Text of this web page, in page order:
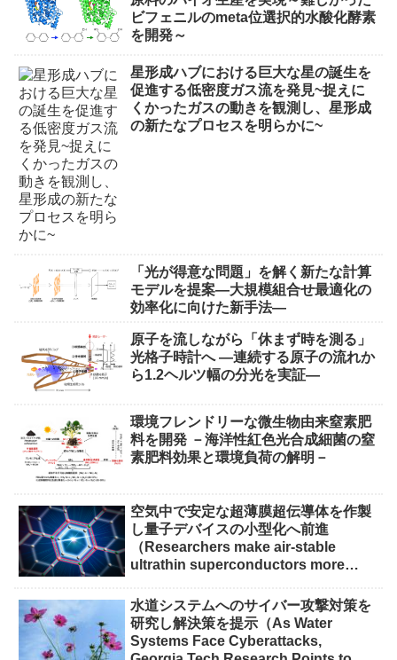
ビフェニルのmeta位選択的水酸化酵素
を開発～
星形成ハブにおける巨大な星の誕生を
促進する低密度ガス流を発見~捉えに
くかったガスの動きを観測し、星形成
の新たなプロセスを明らかに~
「光が得意な問題」を解く新たな計算
モデルを提案―大規模組合せ最適化の
効率化に向けた新手法―
原子を流しながら「休まず時を測る」
光格子時計へ ―連続する原子の流れか
ら1.2ヘルツ幅の分光を実証―
環境フレンドリーな微生物由来窒素肥
料を開発 －海洋性紅色光合成細菌の窒
素肥料効果と環境負荷の解明－
空気中で安定な超薄膜超伝導体を作製
し量子デバイスの小型化へ前進
（Researchers make air-stable
ultrathin superconductors more
水道システムへのサイバー攻撃対策を
研究し解決策を提示（As Water
Systems Face Cyberattacks,